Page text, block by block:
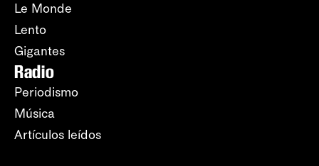
Le Monde
Lento
Gigantes
Radio
Periodismo
Música
Artículos leídos